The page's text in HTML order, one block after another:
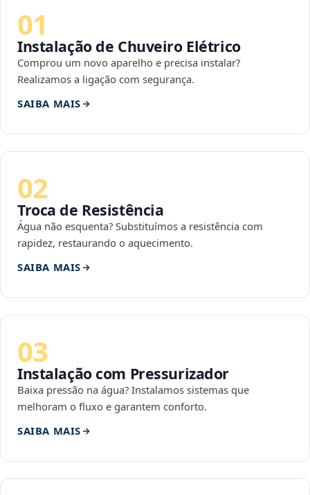
01
Instalação de Chuveiro Elétrico
Comprou um novo aparelho e precisa instalar?
Realizamos a ligação com segurança.
SAIBA MAIS
02
Troca de Resistência
Água não esquenta? Substituímos a resistência com
rapidez, restaurando o aquecimento.
SAIBA MAIS
03
Instalação com Pressurizador
Baixa pressão na água? Instalamos sistemas que
melhoram o fluxo e garantem conforto.
SAIBA MAIS